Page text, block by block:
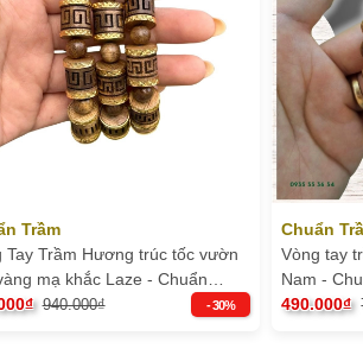
Trầm
Tay Trầm Hương trúc tốc vườn
mạ khắc Laze - Chuẩn
940.000₫ - 30%
Chuẩn
Vòng tay
Nam -
490.000₫